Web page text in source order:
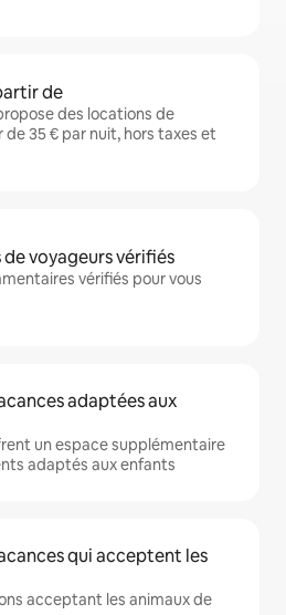
de
des locations de
35 € par nuit, hors taxes et
voyageurs vérifiés
vérifiés pour vous
adaptées aux
un espace supplémentaire
adaptés aux enfants
qui acceptent les
acceptant les animaux de